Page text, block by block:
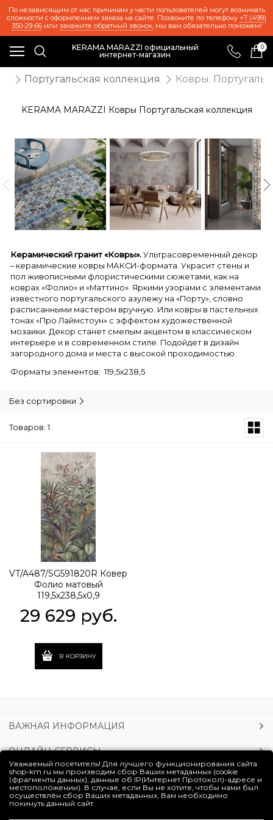
По независящим от нас причинам у части пользователей могут возникать
сложности с оформлением заказа на сайте. Позвоните по телефону +7 (499)
350-29-66или закажите обратный звонок, мы вам обязательно поможем!
KERAMA MARAZZI официальный
интернет-магазин
0
Португальская коллекция Ковры.
KERAMA MARAZZI Ковры Португальская коллекция
Керамический гранит «Ковры».Ультрасовременный декор
– керамические ковры МАКСИ-формата. Украсит стены и
пол живописными флористическими сюжетами, как на
коврах «Фолио» и «Маттино». Яркими узорами с элементами
известного португальского азулежу на «Порту», словно
расписанными мастером вручную. Или ковры в пастельных
тонах «Про Лаймстоун» с эффектом художественной
мозаики. Декор станет смелым акцентом в классическом
интерьере и в современном стиле. Подойдет в дизайн
загородного дома и места с высокой проходимостью.
Форматы элементов: 119,5х238,5
Без сортировки
Товаров: 1
VT/A487/SG591820R Ковер
Фолио матовый
119,5x238,5x0,9
29 629 руб.
В КОРЗИНУ
ВАЖНАЯ ИНФОРМАЦИЯ
ОНЛАЙН-СЕРВИСЫ
УСЛУГИ
ЛИЧНЫЙ КАБИНЕТ
Уважаемый посетитель! Для лучшего функционирования сайта
shop-km.ru мы производим сбор Ваших метаданных (cookie
(фрагменты данных), данные об IP(Интернет Протокол)-адресе и
местоположении). В случае, если Вы не хотите, чтобы нами был
осуществлён сбор Ваших метаданных, Вам необходимо
покинуть данный сайт.